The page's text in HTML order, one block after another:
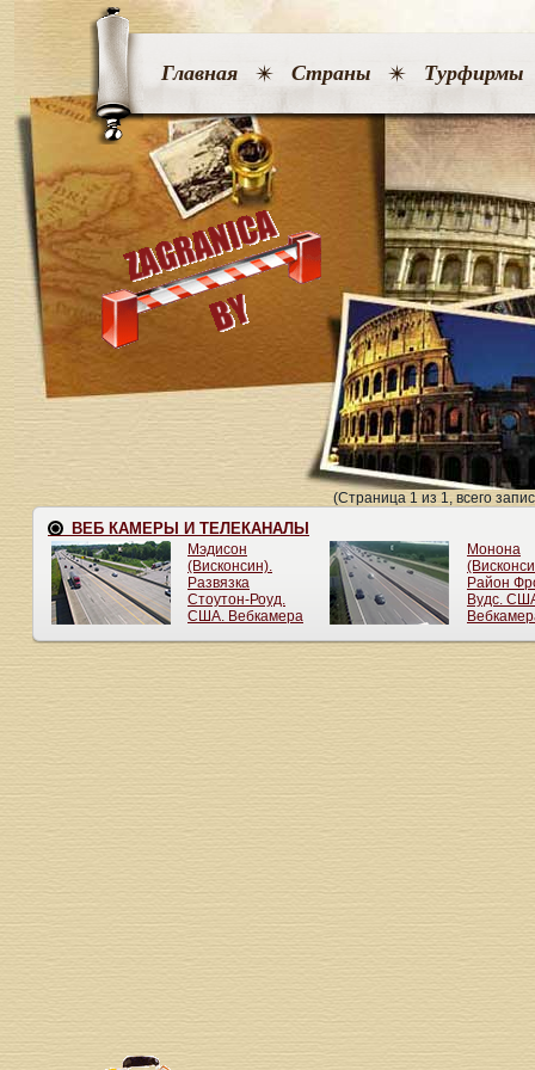
Главная Страны Турфирмы
(Страница 1 из 1, всего